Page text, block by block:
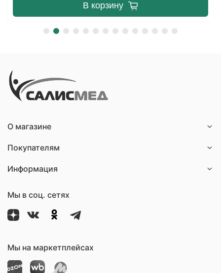
В корзину
О магазине
Покупателям
Информация
Мы в соц. сетях
Мы на маркетплейсах